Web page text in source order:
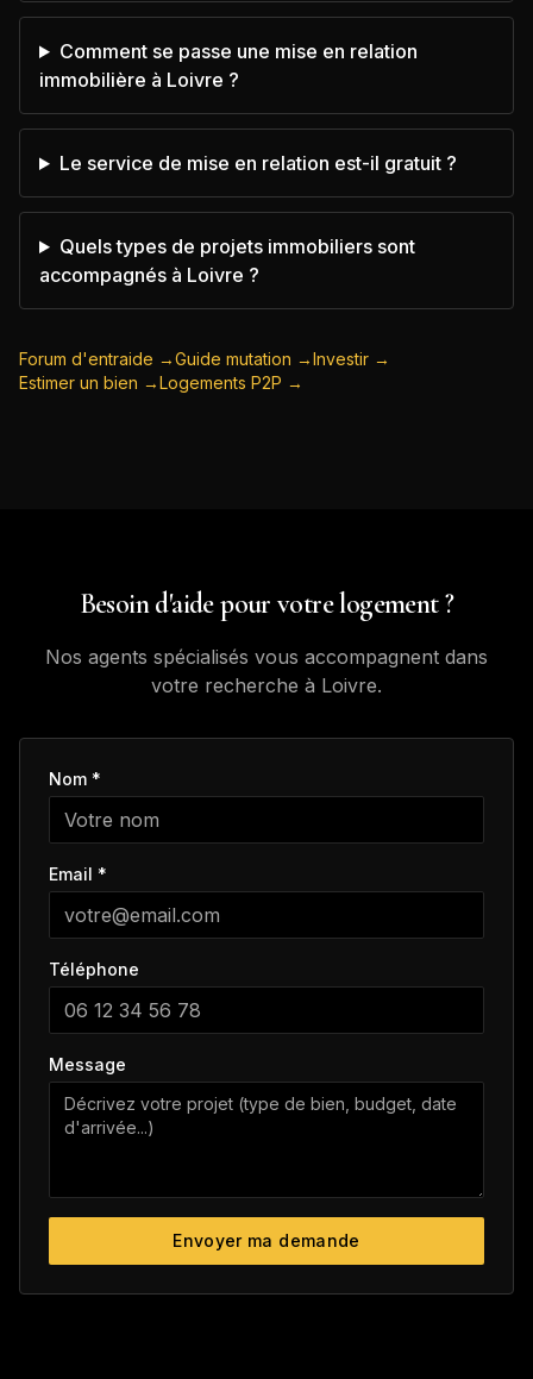
Comment se passe une mise en relation
immobilière à Loivre ?
Le service de mise en relation est-il gratuit ?
Quels types de projets immobiliers sont
accompagnés à Loivre ?
Forum d'entraide →Guide mutation →Investir →
Estimer un bien →Logements P2P →
Besoin d'aide pour votre logement ?
Nos agents spécialisés vous accompagnent dans
votre recherche à Loivre.
Nom *
Email *
Téléphone
Message
Envoyer ma demande